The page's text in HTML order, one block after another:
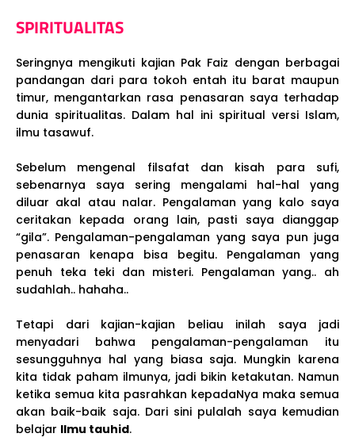
SPIRITUALITAS
Seringnya mengikuti kajian Pak Faiz dengan berbagai
pandangan dari para tokoh entah itu barat maupun
timur, mengantarkan rasa penasaran saya terhadap
dunia spiritualitas. Dalam hal ini spiritual versi Islam,
ilmu tasawuf.
Sebelum mengenal filsafat dan kisah para sufi,
sebenarnya saya sering mengalami hal-hal yang
diluar akal atau nalar. Pengalaman yang kalo saya
ceritakan kepada orang lain, pasti saya dianggap
“gila”. Pengalaman-pengalaman yang saya pun juga
penasaran kenapa bisa begitu. Pengalaman yang
penuh teka teki dan misteri. Pengalaman yang.. ah
sudahlah.. hahaha..
Tetapi dari kajian-kajian beliau inilah saya jadi
menyadari bahwa pengalaman-pengalaman itu
sesungguhnya hal yang biasa saja. Mungkin karena
kita tidak paham ilmunya, jadi bikin ketakutan. Namun
ketika semua kita pasrahkan kepadaNya maka semua
akan baik-baik saja. Dari sini pulalah saya kemudian
belajar Ilmu tauhid.